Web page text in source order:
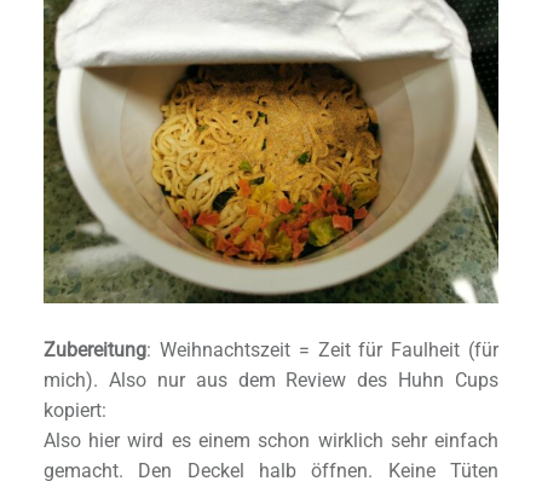
Zubereitung: Weihnachtszeit = Zeit für Faulheit (für
mich). Also nur aus dem Review des Huhn Cups
kopiert:
Also hier wird es einem schon wirklich sehr einfach
gemacht. Den Deckel halb öffnen. Keine Tüten